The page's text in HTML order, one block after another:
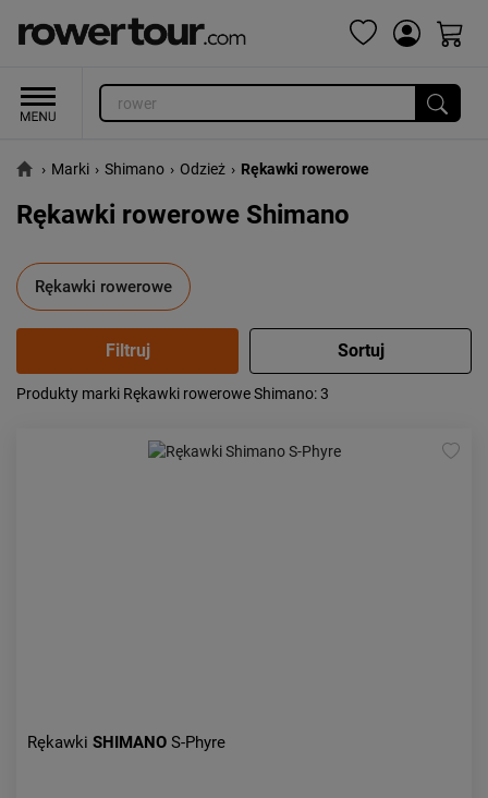
› Marki › Shimano › Odzież › Rękawki rowerowe
Rękawki rowerowe Shimano
Rękawki rowerowe
Popularność:
od najwyższej
Produkty marki Rękawki rowerowe Shimano: 3
Rękawki SHIMANO S-Phyre